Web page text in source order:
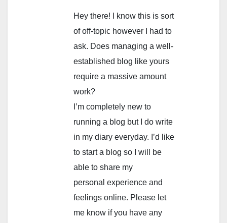
Hey there! I know this is sort
of off-topic however I had to
ask. Does managing a well-
established blog like yours
require a massive amount
work?
I’m completely new to
running a blog but I do write
in my diary everyday. I’d like
to start a blog so I will be
able to share my
personal experience and
feelings online. Please let
me know if you have any